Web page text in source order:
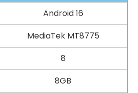
，透過前鏡頭即可快速完成身分驗
進入系統，讓日常操作更加直覺便
性的設計下，使用者無論是在學
，都能享有輕鬆且實用的操作體
相機配置以實用為核心，能滿足多
Android 16
MediaTek MT8775
8
8GB